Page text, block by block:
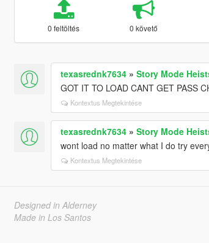
0 feltöltés 0 követő
texasrednk7634» Story Mode
GOT IT TO LOAD CANT GET PASS
Kontextus Megtekintése
texasrednk7634» Story Mode
wont load no matter what I do try
Kontextus Megtekintése
Designed in Alderney
Made in Los Santos